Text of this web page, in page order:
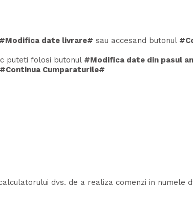
#Modifica date livrare# sau accesand butonul
puteti folosi butonul #Modifica date din pasul
#Continua Cumparaturile#
dvs. de a realiza comenzi in numele